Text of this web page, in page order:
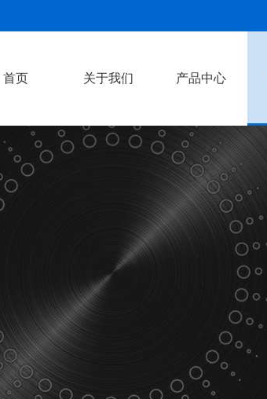
首页 关于我们 产品中心